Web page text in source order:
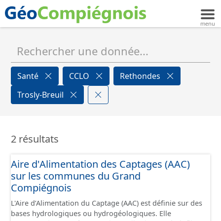
Santé CCLO
Rethondes
Trosly-Breuil
2 résultats
Aire d'Alimentation des Captages (AAC)
sur les communes du Grand
Compiégnois
L'Aire d’Alimentation du Captage (AAC) est définie sur des
bases hydrologiques ou hydrogéologiques. Elle